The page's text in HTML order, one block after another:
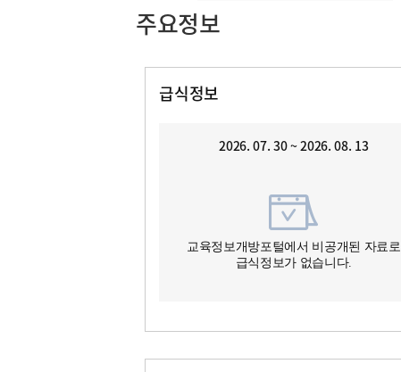
주요정보
급식정보
2026. 07. 30 ~ 2026. 08. 13
교육정보개방포털에서 비공개된 자료로
급식정보가 없습니다.